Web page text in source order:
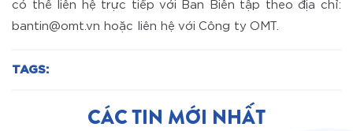
có thể liên hệ trực tiếp với Ban Biên tập theo địa chỉ:
bantin@omt.vn hoặc liên hệ với Công ty OMT.
TAGS:
CÁC TIN MỚI NHẤT